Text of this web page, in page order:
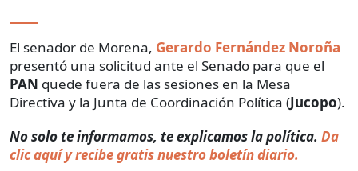
El senador de Morena, Gerardo Fernández Noroña
presentó una solicitud ante el Senado para que el
PAN quede fuera de las sesiones en la Mesa
Directiva y la Junta de Coordinación Política (Jucopo).
No solo te informamos, te explicamos la política. Da
clic aquí y recibe gratis nuestro boletín diario.